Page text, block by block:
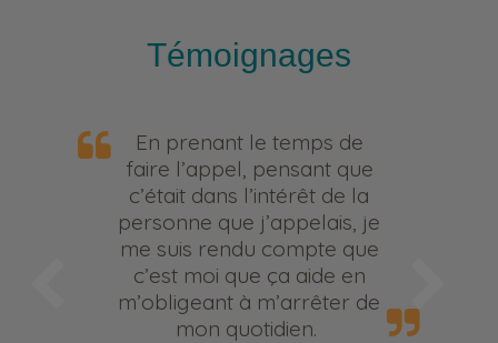
Témoignages
En prenant le temps de
faire l’appel, pensant que
c’était dans l’intérêt de la
personne que j’appelais, je
me suis rendu compte que
c’est moi que ça aide en
m’obligeant à m’arrêter de
mon quotidien.